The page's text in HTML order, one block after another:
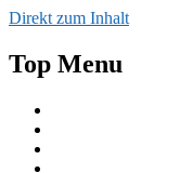
Direkt zum Inhalt
Top Menu